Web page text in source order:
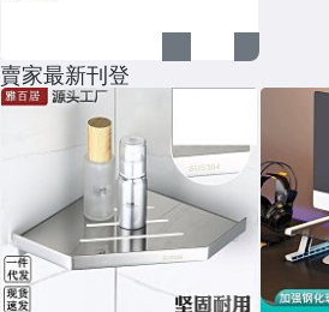
賣家最新刊登